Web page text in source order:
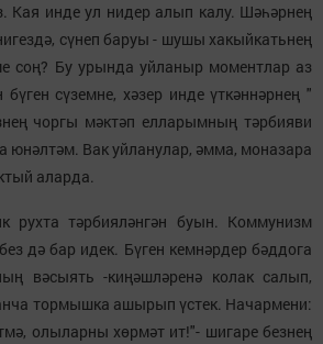
Кая инде ул нидер алып калу. Шәһәрнең
сүнеп баруы - шушы хакыйкатьнең
соң? Бу урында уйланыр моментлар аз
сүземне, хәзер инде үткәннәрнең "
чоргы мәктәп елларымның тәрбияви
юнәлтәм. Вак уйланулар, әмма, моназара
аларда.
рухта тәрбияләнгән буын. Коммунизм
дә бар идек. Бүген кемнәрдер бәддога
вәсыять -киңәшләренә колак салып,
тормышка ашырып үстек. Начармени:
олыларны хөрмәт ит!"- шигаре безнең